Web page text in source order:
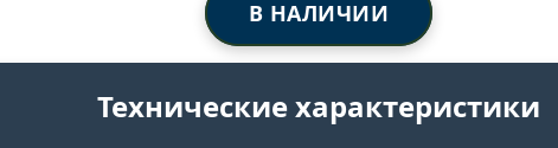
В НАЛИЧИИ
Технические характеристики